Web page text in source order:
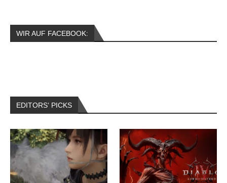
WIR AUF FACEBOOK:
EDITORS‘ PICKS